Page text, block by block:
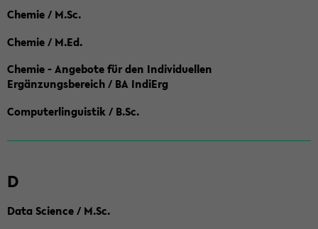
Chemie / M.Sc.
Chemie / M.Ed.
Chemie - Angebote für den Individuellen
Ergänzungsbereich / BA IndiErg
Computerlinguistik / B.Sc.
D
Data Science / M.Sc.